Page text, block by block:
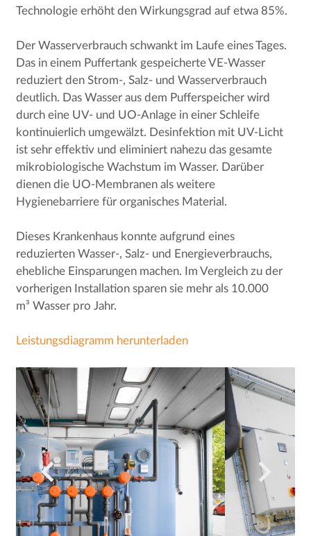
Technologie erhöht den Wirkungsgrad auf etwa 85%.
Der Wasserverbrauch schwankt im Laufe eines Tages.
Das in einem Puffertank gespeicherte VE-Wasser
reduziert den Strom-, Salz- und Wasserverbrauch
deutlich. Das Wasser aus dem Pufferspeicher wird
durch eine UV- und UO-Anlage in einer Schleife
kontinuierlich umgewälzt. Desinfektion mit UV-Licht
ist sehr effektiv und eliminiert nahezu das gesamte
mikrobiologische Wachstum im Wasser. Darüber
dienen die UO-Membranen als weitere
Hygienebarriere für organisches Material.
Dieses Krankenhaus konnte aufgrund eines
reduzierten Wasser-, Salz- und Energieverbrauchs,
ehebliche Einsparungen machen. Im Vergleich zu der
vorherigen Installation sparen sie mehr als 10.000
m³ Wasser pro Jahr.
Leistungsdiagramm herunterladen